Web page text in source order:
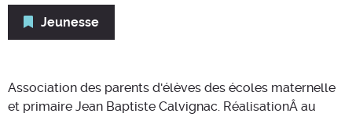
Jeunesse
Association des parents d'élèves des écoles maternelle
et primaire Jean Baptiste Calvignac. RéalisationÂ au